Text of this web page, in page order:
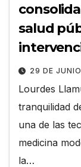
salud
29 DE
Lourdes
tranquilidad
una de las
medicina
la…